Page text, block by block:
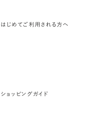
はじめてご利用される方へ
ショッピングガイド